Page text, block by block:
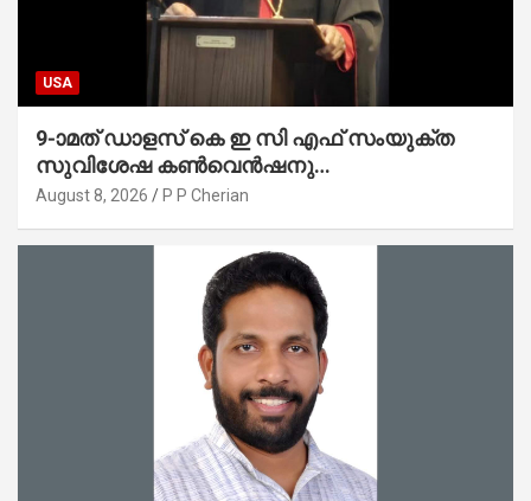
USA
9-ാമത് ഡാളസ് കെ ഇ സി എഫ് സംയുക്ത
സുവിശേഷ കൺവെൻഷനു
പ്രാർത്ഥനാനിർഭരമായ തുടക്കം
August 8, 2026 P P Cherian